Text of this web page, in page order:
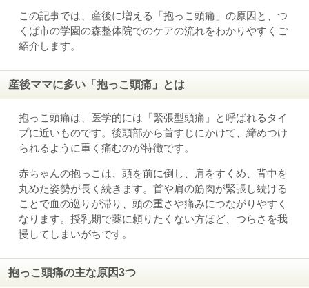
この記事では、産後に増える「抱っこ頭痛」の原因と、つ
くば市の学園の森整体院でのケアの流れをわかりやすくご
紹介します。
産後ママに多い「抱っこ頭痛」とは
抱っこ頭痛は、医学的には「緊張型頭痛」と呼ばれるタイ
プに近いものです。後頭部から首すじにかけて、締めつけ
られるように重く痛むのが特徴です。
赤ちゃんの抱っこは、頭を前に倒し、肩をすくめ、背中を
丸めた姿勢が長く続きます。首や肩の筋肉が緊張し続ける
ことで血の巡りが滞り、頭の重さや痛みにつながりやすく
なります。授乳期で薬に頼りたくない方ほど、つらさを我
慢してしまいがちです。
抱っこ頭痛の主な原因3つ